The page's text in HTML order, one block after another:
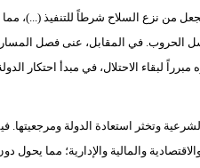
من نزع السلاح شرطاً للتنفيذ (...)،
الحروب. في المقابل، عنى فصل المسار
لبقاء الاحتلال، في مبدأ احتكار
وتخثر استعادة الدولة ومرجعيتها.
والمالية والإدارية؛ مما يحول